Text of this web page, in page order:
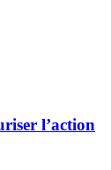
l’action